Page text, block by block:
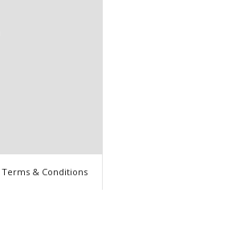
Terms & Conditions